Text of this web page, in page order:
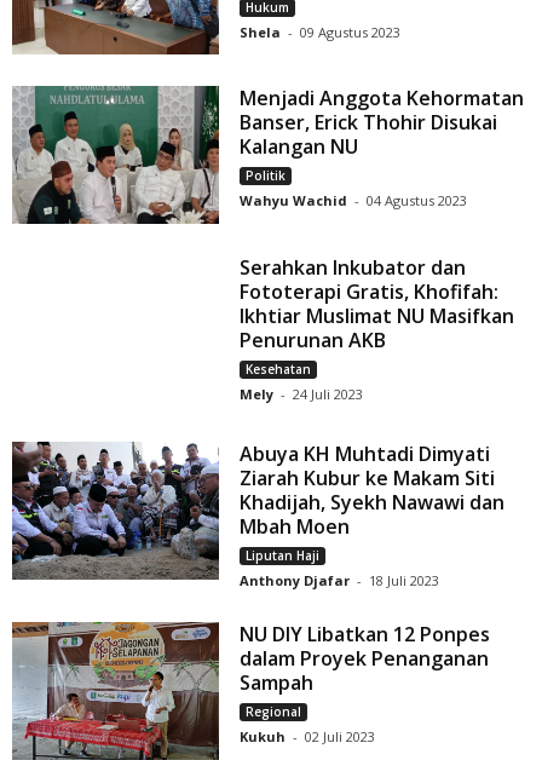
Hukum
Shela - 09 Agustus 2023
Menjadi Anggota Kehormatan
Banser, Erick Thohir Disukai
Kalangan NU
Politik
Wahyu Wachid - 04 Agustus 2023
Serahkan Inkubator dan
Fototerapi Gratis, Khofifah:
Ikhtiar Muslimat NU Masifkan
Penurunan AKB
Kesehatan
Mely - 24 Juli 2023
Abuya KH Muhtadi Dimyati
Ziarah Kubur ke Makam Siti
Khadijah, Syekh Nawawi dan
Mbah Moen
Liputan Haji
Anthony Djafar - 18 Juli 2023
NU DIY Libatkan 12 Ponpes
dalam Proyek Penanganan
Sampah
Regional
Kukuh - 02 Juli 2023